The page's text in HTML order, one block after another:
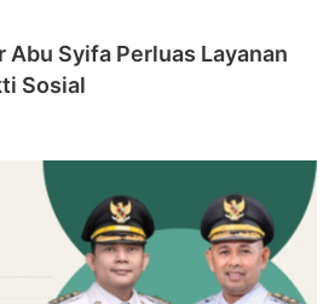
Abu Syifa Perluas Layanan
Sosial